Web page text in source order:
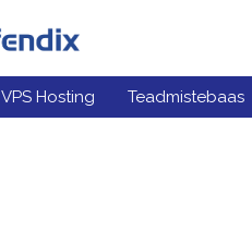
VPS Hosting Teadmistebaas